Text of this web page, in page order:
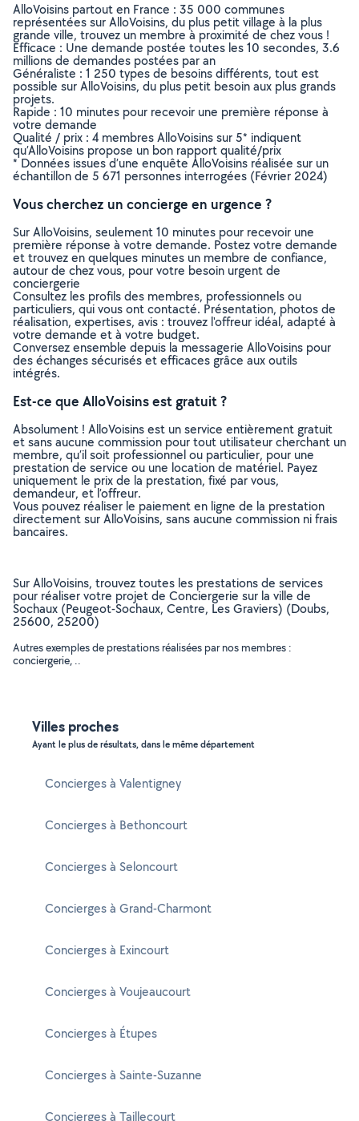
AlloVoisins partout en France : 35 000 communes
représentées sur AlloVoisins, du plus petit village à la plus
grande ville, trouvez un membre à proximité de chez vous !
Efficace : Une demande postée toutes les 10 secondes, 3.6
millions de demandes postées par an
Généraliste : 1 250 types de besoins différents, tout est
possible sur AlloVoisins, du plus petit besoin aux plus grands
projets.
Rapide : 10 minutes pour recevoir une première réponse à
votre demande
Qualité / prix : 4 membres AlloVoisins sur 5* indiquent
qu’AlloVoisins propose un bon rapport qualité/prix
* Données issues d’une enquête AlloVoisins réalisée sur un
échantillon de 5 671 personnes interrogées (Février 2024)
Vous cherchez un concierge en urgence ?
Sur AlloVoisins, seulement 10 minutes pour recevoir une
première réponse à votre demande. Postez votre demande
et trouvez en quelques minutes un membre de confiance,
autour de chez vous, pour votre besoin urgent de
conciergerie
Consultez les profils des membres, professionnels ou
particuliers, qui vous ont contacté. Présentation, photos de
réalisation, expertises, avis : trouvez l'offreur idéal, adapté à
votre demande et à votre budget.
Conversez ensemble depuis la messagerie AlloVoisins pour
des échanges sécurisés et efficaces grâce aux outils
intégrés.
Est-ce que AlloVoisins est gratuit ?
Absolument ! AlloVoisins est un service entièrement gratuit
et sans aucune commission pour tout utilisateur cherchant un
membre, qu’il soit professionnel ou particulier, pour une
prestation de service ou une location de matériel. Payez
uniquement le prix de la prestation, fixé par vous,
demandeur, et l’offreur.
Vous pouvez réaliser le paiement en ligne de la prestation
directement sur AlloVoisins, sans aucune commission ni frais
bancaires.
Sur AlloVoisins, trouvez toutes les prestations de services
pour réaliser votre projet de Conciergerie sur la ville de
Sochaux (Peugeot-Sochaux, Centre, Les Graviers) (Doubs,
25600, 25200)
Autres exemples de prestations réalisées par nos membres :
conciergerie, ..
Villes proches
Ayant le plus de résultats, dans le même département
Concierges à Valentigney
Concierges à Bethoncourt
Concierges à Seloncourt
Concierges à Grand-Charmont
Concierges à Exincourt
Concierges à Voujeaucourt
Concierges à Étupes
Concierges à Sainte-Suzanne
Concierges à Taillecourt